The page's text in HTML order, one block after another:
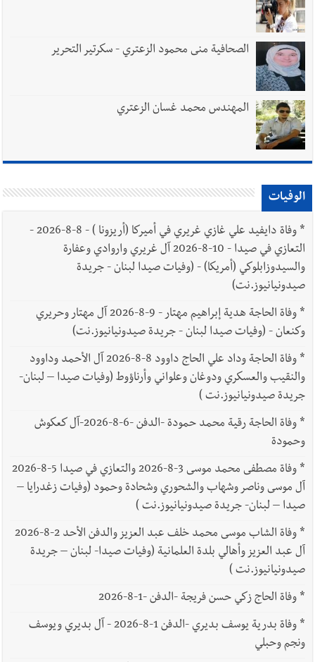
الصحافية منى محمود الزعتري - سكرتير التحرير
المهندس محمد غسان الزعتري
الوفيات
*
وفاة دايفيد علي غازي غريري في أميركا (أريزونا ) - 8-8-2026 -
التعازي في صيدا - 10-8-2026 آل غريري واروادي وعفارة
والسيدوزابلوكي (أمريكا) - (وفيات صيدا لبنان - جريدة
صيدونيانيوز.نت)
*
وفاة الحاجة هدية إبراهيم مهتار - 9-8-2026 آل مهتار وحريري
وكنعان - (وفيات صيدا لبنان - جريدة صيدونيانيوز.نت)
*
وفاة الحاجة وداد علي الحاج داوود 8-8-2026 آل الأحمد وداوود
والنقيب والعسكري ودوغان وعلواني وأرناؤوط (وفيات صيدا – لبنان-
جريدة صيدونيانيوز.نت )
*
وفاة الحاجة رقية محمد حمودة -الدفن -6-8-2026-آل كعكوش
وحمودة
*
وفاة مصطفى محمد موسى 3-8-2026 والتعازي في صيدا 5-8-2026
آل موسى وناصر وشهاب والشحوري وشحادة وحمود (وفيات زغدرايا –
صيدا – لبنان- جريدة صيدونيانيوز.نت )
*
وفاة الشاب موسى محمد خلف عبد العزيز والدفن الأحد 2-8-2026
آل عبد العزيز وأهالي بلدة العلمانية (وفيات صيدا- لبنان – جريدة
صيدونيانيوز.نت )
*وفاة الحاج زكي حسن فريجة -الدفن -1-8-2026
*
وفاة بدرية يوسف بديري -الدفن 1-8-2026 - آل بديري ويوسف
ونجم وحبلي